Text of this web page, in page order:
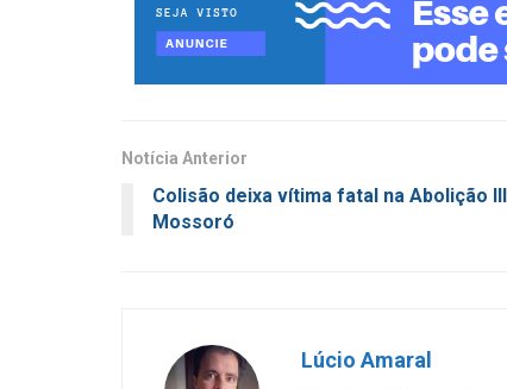
Notícia Anterior
Colisão deixa vítima fatal na Abolição
Mossoró
Lúcio Amaral